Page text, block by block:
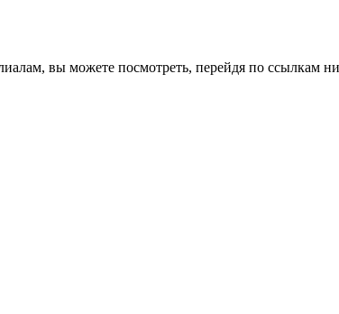
вы можете посмотреть, перейдя по ссылкам